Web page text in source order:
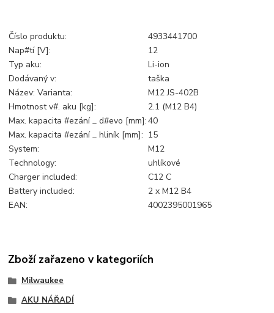
Číslo produktu:
4933441700
Nap#tí [V]:
12
Typ aku:
Li-ion
Dodávaný v:
taška
Název: Varianta:
M12 JS-402B
Hmotnost v#. aku [kg]:
2.1 (M12 B4)
Max. kapacita #ezání _ d#evo [mm]:40
Max. kapacita #ezání _ hliník [mm]: 15
System:
M12
Technology:
uhlíkové
Charger included:
C12 C
Battery included:
2 x M12 B4
EAN:
4002395001965
Zboží zařazeno v kategoriích
Milwaukee
AKU NÁŘADÍ